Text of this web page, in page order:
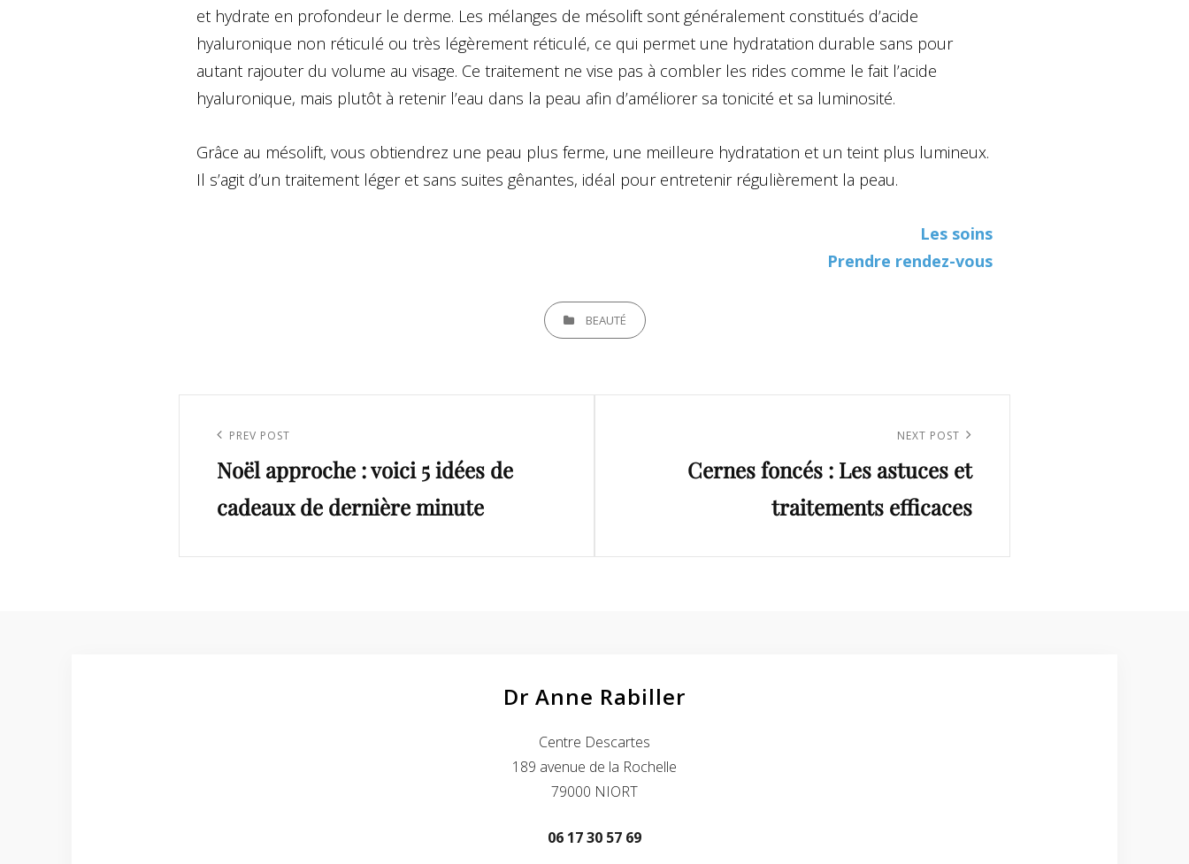
et hydrate en profondeur le derme. Les mélanges de mésolift sont généralement constitués d’acide
hyaluronique non réticulé ou très légèrement réticulé, ce qui permet une hydratation durable sans pour
autant rajouter du volume au visage. Ce traitement ne vise pas à combler les rides comme le fait l’acide
hyaluronique, mais plutôt à retenir l’eau dans la peau afin d’améliorer sa tonicité et sa luminosité.
Grâce au mésolift, vous obtiendrez une peau plus ferme, une meilleure hydratation et un teint plus lumineux.
Il s’agit d’un traitement léger et sans suites gênantes, idéal pour entretenir régulièrement la peau.
Les soins
Prendre rendez-vous
CATEGORIESBEAUTÉ
l’article
Previous
Post
PREV POST
Noël approche : voici 5 idées de
cadeaux de dernière minute
NEXT POST
Cernes foncés : Les astuces et
traitements efficaces
Dr Anne Rabiller
Centre Descartes
189 avenue de la Rochelle
79000 NIORT
06 17 30 57 69